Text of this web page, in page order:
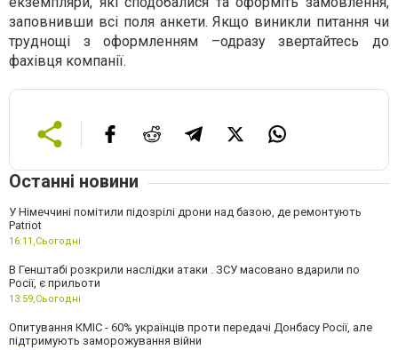
заповнивши всі поля анкети. Якщо виникли питання чи
труднощі з оформленням –одразу звертайтесь до
фахівця компанії.
Останні новини
У Німеччині помітили підозрілі дрони над базою, де ремонтують
Patriot
16:11,Сьогодні
В Генштабі розкрили наслідки атаки . ЗСУ масовано вдарили по
Росії, є прильоти
13:59,Сьогодні
Опитування КМІС - 60% українців проти передачі Донбасу Росії, але
підтримують заморожування війни